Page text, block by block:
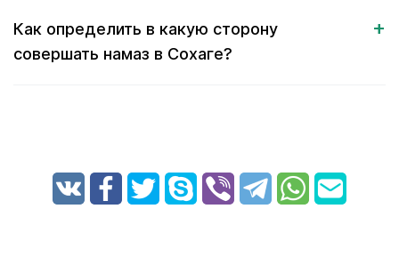
Как определить в какую сторону
совершать намаз в Сохаге?